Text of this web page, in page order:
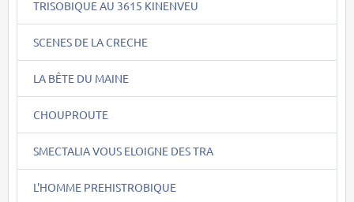
TRISOBIQUE AU 3615 KINENVEU
SCENES DE LA CRECHE
LA BÊTE DU MAINE
CHOUPROUTE
SMECTALIA VOUS ELOIGNE DES TRA
L'HOMME PREHISTROBIQUE